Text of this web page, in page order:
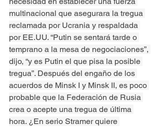
multinacional que asegurara la tregua
reclamada por Ucrania y respaldada
por EE.UU. “Putin se sentará tarde o
temprano a la mesa de negociaciones”,
dijo, “y es Putin el que pisa la posible
tregua”. Después del engaño de los
acuerdos de Minsk I y Minsk II, es poco
probable que la Federación de Rusia
crea o acepte una tregua de última
hora. ¿En serio Stramer quiere